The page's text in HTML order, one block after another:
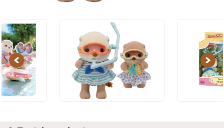
Previous Next